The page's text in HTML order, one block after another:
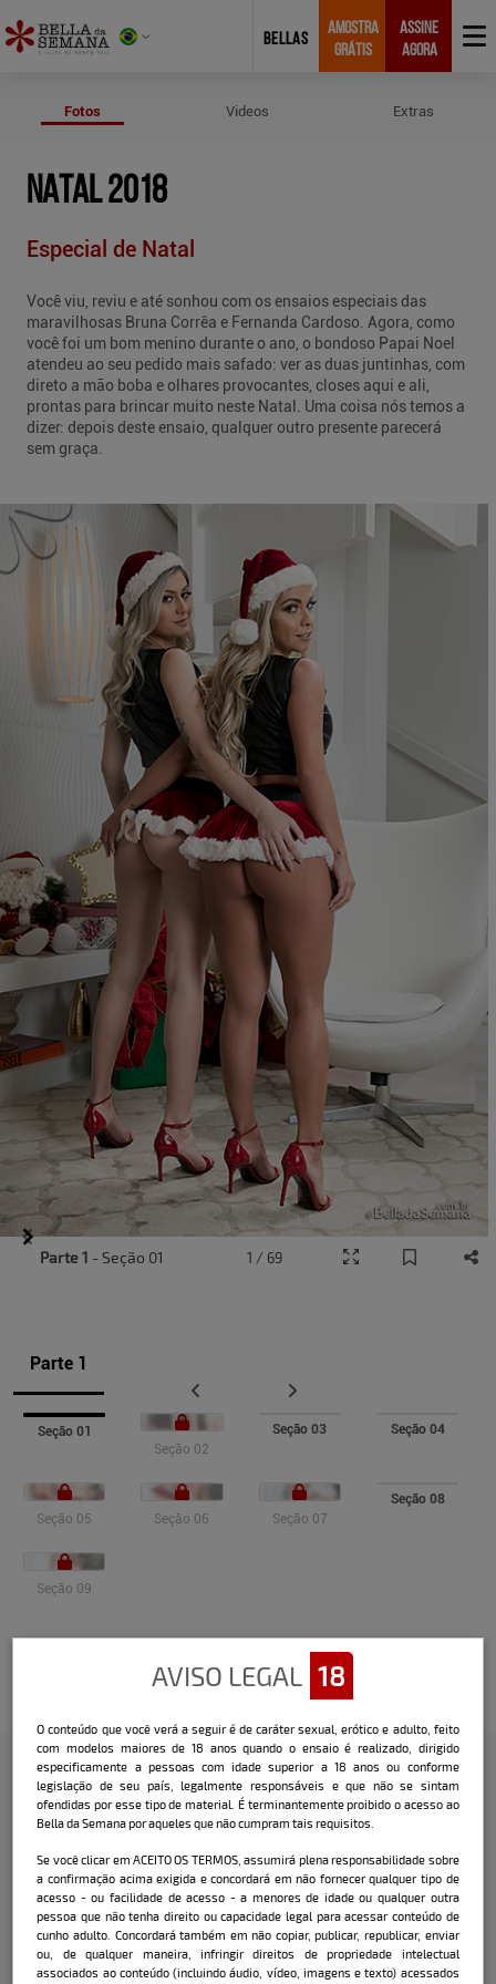
BELLAS
AMOSTRA
GRÁTIS
ASSINE
AGORA
Fotos Videos Extras
NATAL 2018
Especial de Natal
Você viu, reviu e até sonhou com os ensaios especiais das
maravilhosas Bruna Corrêa e Fernanda Cardoso. Agora, como
você foi um bom menino durante o ano, o bondoso Papai Noel
atendeu ao seu pedido mais safado: ver as duas juntinhas, com
direto a mão boba e olhares provocantes, closes aqui e ali,
prontas para brincar muito neste Natal. Uma coisa nós temos a
dizer: depois deste ensaio, qualquer outro presente parecerá
sem graça.
Parte 1
Seção 01
Seção 02
Seção 03 Seção 04
Seção 05 Seção 06 Seção 07
Seção 08
Seção 09
Veja o vídeo
Item Parte 1 - Seção 01 1 / 69
Confira a entrevista que o Bella
fez com a modelo:
Bruna Corrêa:
Como você costuma comemorar o
Natal?Costumo comemorar
tradicionalmente com a minha família em
AVISO LEGAL 18
O conteúdo que você verá a seguir é de caráter sexual, erótico e adulto, feito
com modelos maiores de 18 anos quando o ensaio é realizado, dirigido
especificamente a pessoas com idade superior a 18 anos ou conforme
legislação de seu país, legalmente responsáveis e que não se sintam
ofendidas por esse tipo de material. É terminantemente proibido o acesso ao
Bella da Semana por aqueles que não cumpram tais requisitos.
Se você clicar em ACEITO OS TERMOS, assumirá plena responsabilidade sobre
a confirmação acima exigida e concordará em não fornecer qualquer tipo de
acesso - ou facilidade de acesso - a menores de idade ou qualquer outra
pessoa que não tenha direito ou capacidade legal para acessar conteúdo de
cunho adulto. Concordará também em não copiar, publicar, republicar, enviar
ou, de qualquer maneira, infringir direitos de propriedade intelectual
associados ao conteúdo (incluindo áudio, vídeo, imagens e texto) acessados